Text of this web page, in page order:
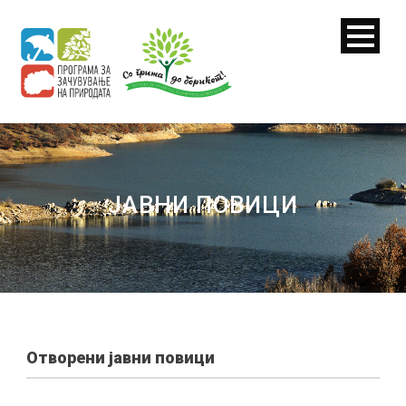
ЈАВНИ ПОВИЦИ
Отворени јавни повици